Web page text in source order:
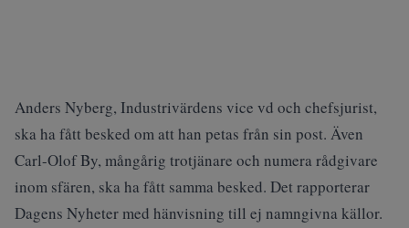
Anders Nyberg, Industrivärdens vice vd och chefsjurist,
ska ha fått besked om att han petas från sin post. Även
Carl-Olof By, mångårig trotjänare och numera rådgivare
inom sfären, ska ha fått samma besked. Det rapporterar
Dagens Nyheter med hänvisning till ej namngivna källor.